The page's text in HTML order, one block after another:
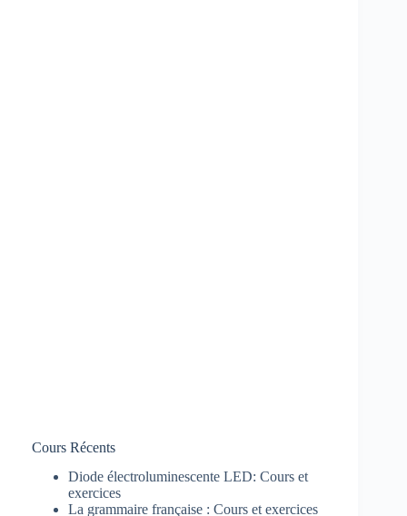
Cours Récents
Diode électroluminescente LED: Cours et
exercices
La grammaire française : Cours et exercices